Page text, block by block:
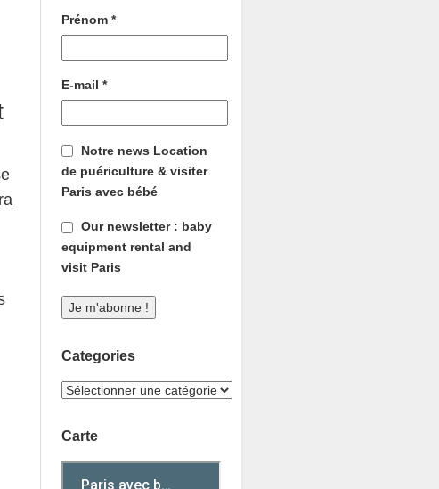
Prénom*
E-mail*
Notre news Location
de puériculture & visiter
Paris avec bébé
Our newsletter : baby
equipment rental and
visit Paris
Categories
Carte